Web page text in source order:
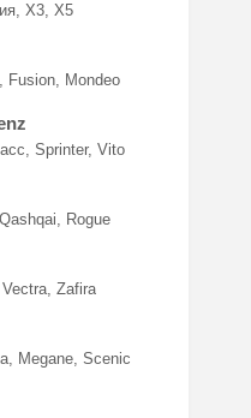
X3 X5
Fusion Mondeo
Sprinter Vito
Qashqai Rogue
Vectra Zafira
Megane Scenic